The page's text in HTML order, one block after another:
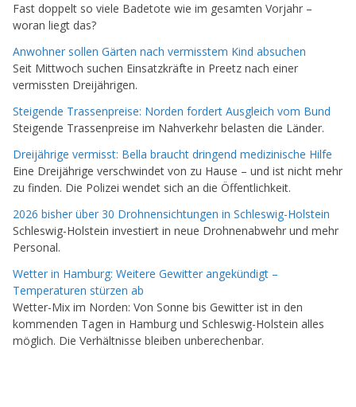
Fast doppelt so viele Badetote wie im gesamten Vorjahr –
woran liegt das?
Anwohner sollen Gärten nach vermisstem Kind absuchen
Seit Mittwoch suchen Einsatzkräfte in Preetz nach einer
vermissten Dreijährigen.
Steigende Trassenpreise: Norden fordert Ausgleich vom Bund
Steigende Trassenpreise im Nahverkehr belasten die Länder.
Dreijährige vermisst: Bella braucht dringend medizinische Hilfe
Eine Dreijährige verschwindet von zu Hause – und ist nicht mehr
zu finden. Die Polizei wendet sich an die Öffentlichkeit.
2026 bisher über 30 Drohnensichtungen in Schleswig-Holstein
Schleswig-Holstein investiert in neue Drohnenabwehr und mehr
Personal.
Wetter in Hamburg: Weitere Gewitter angekündigt –
Temperaturen stürzen ab
Wetter-Mix im Norden: Von Sonne bis Gewitter ist in den
kommenden Tagen in Hamburg und Schleswig-Holstein alles
möglich. Die Verhältnisse bleiben unberechenbar.